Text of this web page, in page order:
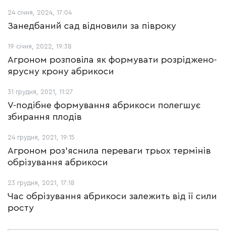
24 січня, 2024, 17:04
Занедбаний сад відновили за півроку
19 січня, 2022, 19:38
Агроном розповіла як формувати розріджено-
ярусну крону абрикоси
31 грудня, 2021, 11:27
V-подібне формування абрикоси полегшує
збирання плодів
24 грудня, 2021, 19:15
Агроном роз’яснила переваги трьох термінів
обрізування абрикоси
23 грудня, 2021, 17:18
Час обрізування абрикоси залежить від її сили
росту